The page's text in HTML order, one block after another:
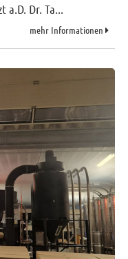
a.D. Dr. Ta...
mehr Informationen